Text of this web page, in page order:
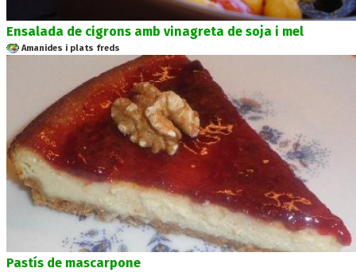
Ensalada de cigrons amb vinagreta de soja i mel
Amanides i plats freds
Pastís de mascarpone